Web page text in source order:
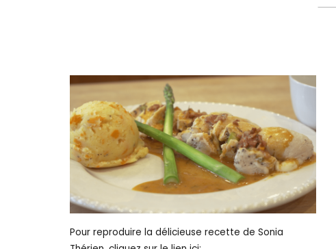
Pour reproduire la délicieuse recette de Sonia